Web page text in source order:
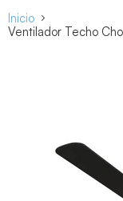
Inicio
Ventilador Techo